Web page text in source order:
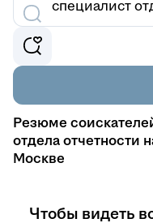
Резюме
отдела отчетности
Москве
Чтобы видеть